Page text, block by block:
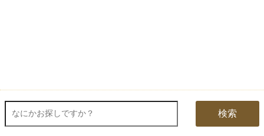
検索